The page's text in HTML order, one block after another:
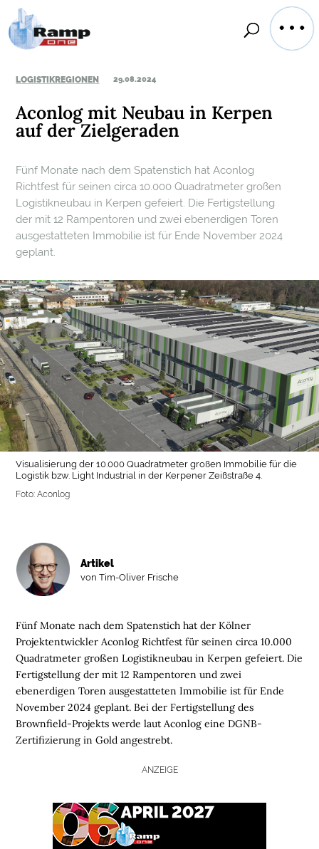
LOGISTIKREGIONEN 29.08.2024
Aconlog mit Neubau in Kerpen
auf der Zielgeraden
Fünf Monate nach dem Spatenstich hat Aconlog
Richtfest für seinen circa 10.000 Quadratmeter großen
Logistikneubau in Kerpen gefeiert. Die Fertigstellung
der mit 12 Rampentoren und zwei ebenerdigen Toren
ausgestatteten Immobilie ist für Ende November 2024
geplant.
Visualisierung der 10.000 Quadratmeter großen Immobilie für die
Logistik bzw. Light Industrial in der Kerpener Zeißstraße 4.
Foto: Aconlog
Fünf Monate nach dem Spatenstich hat der Kölner
Projektentwickler Aconlog Richtfest für seinen circa 10.000
Quadratmeter großen Logistikneubau in Kerpen gefeiert. Die
Fertigstellung der mit 12 Rampentoren und zwei
ebenerdigen Toren ausgestatteten Immobilie ist für Ende
November 2024 geplant. Bei der Fertigstellung des
Brownfield-Projekts werde laut Aconlog eine DGNB-
Zertifizierung in Gold angestrebt.
Artikel
von Tim-Oliver Frische
ANZEIGE